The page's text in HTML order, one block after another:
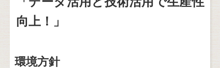
向上！」
環境方針